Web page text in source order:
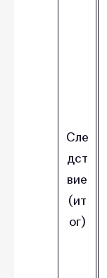
Сле
дст
вие
(ит
ог)